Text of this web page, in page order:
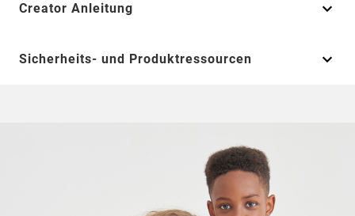
Creator Anleitung
Sicherheits- und Produktressourcen